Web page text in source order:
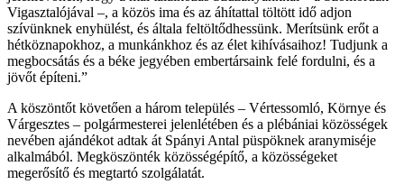
Vigasztalójával –, a közös ima és az áhítattal töltött idő adjon
szívünknek enyhülést, és általa feltöltődhessünk. Merítsünk erőt a
hétköznapokhoz, a munkánkhoz és az élet kihívásaihoz! Tudjunk a
megbocsátás és a béke jegyében embertársaink felé fordulni, és a
jövőt építeni.”
A köszöntőt követően a három település – Vértessomló, Környe és
Várgesztes – polgármesterei jelenlétében és a plébániai közösségek
nevében ajándékot adtak át Spányi Antal püspöknek aranymiséje
alkalmából. Megköszönték közösségépítő, a közösségeket
megerősítő és megtartó szolgálatát.